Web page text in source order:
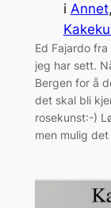
i Annet,
Ed Fajardo
jeg har sett.
Bergen for å
det skal bli
rosekunst:-)
men mulig